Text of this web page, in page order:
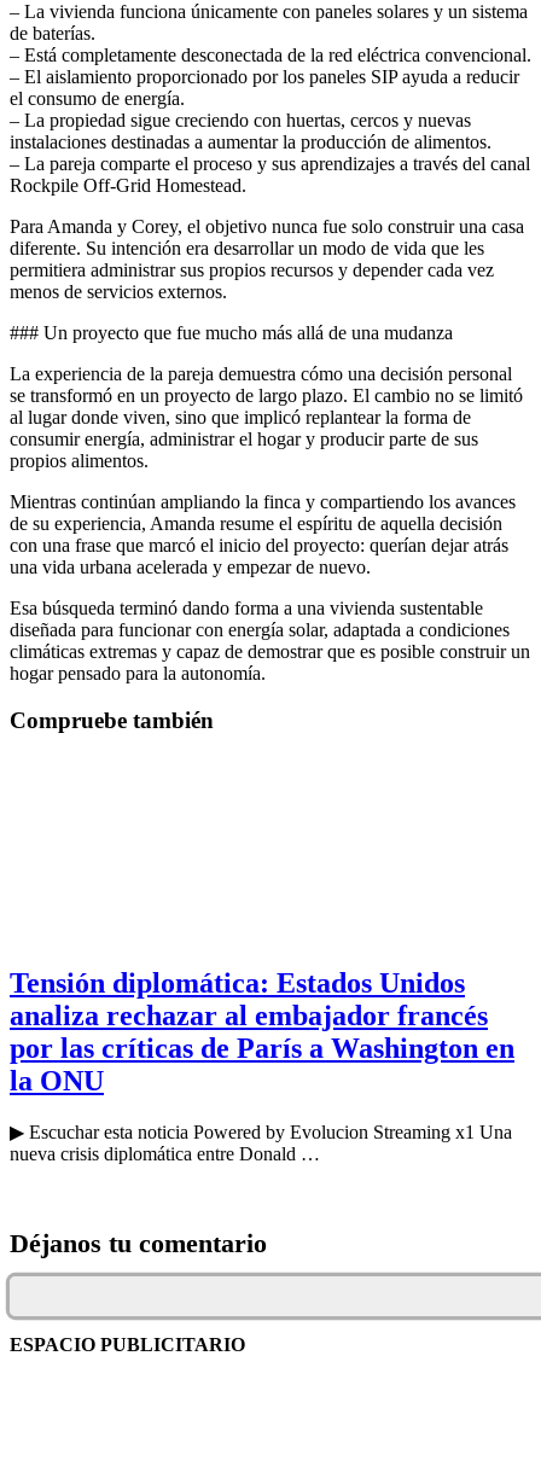
– La vivienda funciona únicamente con paneles solares y un sistema
de baterías.
– Está completamente desconectada de la red eléctrica convencional.
– El aislamiento proporcionado por los paneles SIP ayuda a reducir
el consumo de energía.
– La propiedad sigue creciendo con huertas, cercos y nuevas
instalaciones destinadas a aumentar la producción de alimentos.
– La pareja comparte el proceso y sus aprendizajes a través del canal
Rockpile Off-Grid Homestead.
Para Amanda y Corey, el objetivo nunca fue solo construir una casa
diferente. Su intención era desarrollar un modo de vida que les
permitiera administrar sus propios recursos y depender cada vez
menos de servicios externos.
### Un proyecto que fue mucho más allá de una mudanza
La experiencia de la pareja demuestra cómo una decisión personal
se transformó en un proyecto de largo plazo. El cambio no se limitó
al lugar donde viven, sino que implicó replantear la forma de
consumir energía, administrar el hogar y producir parte de sus
propios alimentos.
Mientras continúan ampliando la finca y compartiendo los avances
de su experiencia, Amanda resume el espíritu de aquella decisión
con una frase que marcó el inicio del proyecto: querían dejar atrás
una vida urbana acelerada y empezar de nuevo.
Esa búsqueda terminó dando forma a una vivienda sustentable
diseñada para funcionar con energía solar, adaptada a condiciones
climáticas extremas y capaz de demostrar que es posible construir un
hogar pensado para la autonomía.
Compruebe también
Tensión diplomática: Estados Unidos
analiza rechazar al embajador francés
por las críticas de París a Washington en
la ONU
▶ Escuchar esta noticia Powered by Evolucion Streaming x1 Una
nueva crisis diplomática entre Donald …
Déjanos tu comentario
ESPACIO PUBLICITARIO